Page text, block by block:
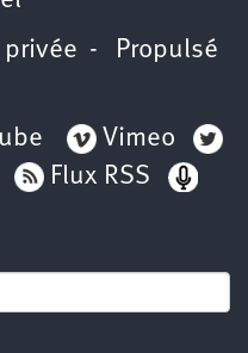
- Propulsé
Vimeo
Flux RSS